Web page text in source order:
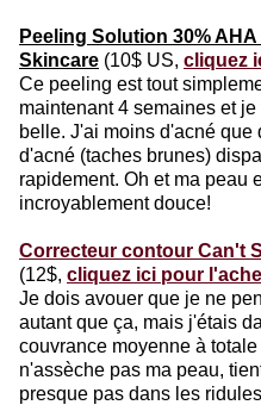
Peeling Solution 30%
Skincare (10$ US, cliquez
Ce peeling est tout
maintenant 4 semaines et
belle. J'ai moins d'acné
d'acné (taches brunes)
rapidement. Oh et ma peau
incroyablement douce!
Correcteur contour Can't
(12$, cliquez ici pour
Je dois avouer que je ne
autant que ça, mais j'étais
couvrance moyenne à totale
n'assèche pas ma peau,
presque pas dans les